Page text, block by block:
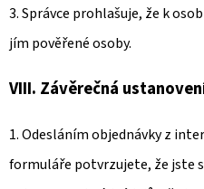
3. Správce prohlašuje, že k
jím pověřené osoby.
VIII. Závěrečná
1. Odesláním objednávky z
formuláře potvrzujete, že jste